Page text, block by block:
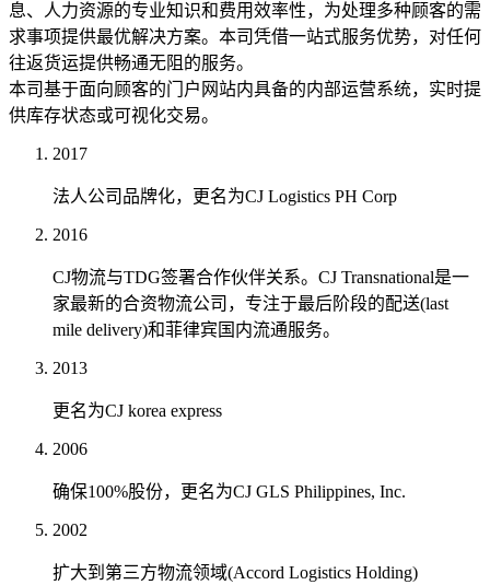
息、人力资源的专业知识和费用效率性，为处理多种顾客的需
求事项提供最优解决方案。本司凭借一站式服务优势，对任何
往返货运提供畅通无阻的服务。
本司基于面向顾客的门户网站内具备的内部运营系统，实时提
供库存状态或可视化交易。
2017
法人公司品牌化，更名为CJ Logistics PH Corp
2016
CJ物流与TDG签署合作伙伴关系。CJ Transnational是一
家最新的合资物流公司，专注于最后阶段的配送(last
mile delivery)和菲律宾国内流通服务。
2013
更名为CJ korea express
2006
确保100%股份，更名为CJ GLS Philippines, Inc.
2002
扩大到第三方物流领域(Accord Logistics Holding)